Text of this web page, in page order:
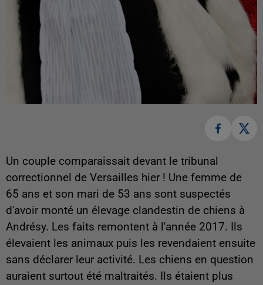
Un couple comparaissait devant le tribunal
correctionnel de Versailles hier ! Une femme de
65 ans et son mari de 53 ans sont suspectés
d'avoir monté un élevage clandestin de chiens à
Andrésy. Les faits remontent à l'année 2017. Ils
élevaient les animaux puis les revendaient ensuite
sans déclarer leur activité. Les chiens en question
auraient surtout été maltraités. Ils étaient plus